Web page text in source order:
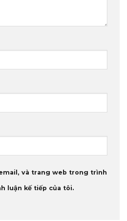
và trang web trong trình
luận kế tiếp của tôi.